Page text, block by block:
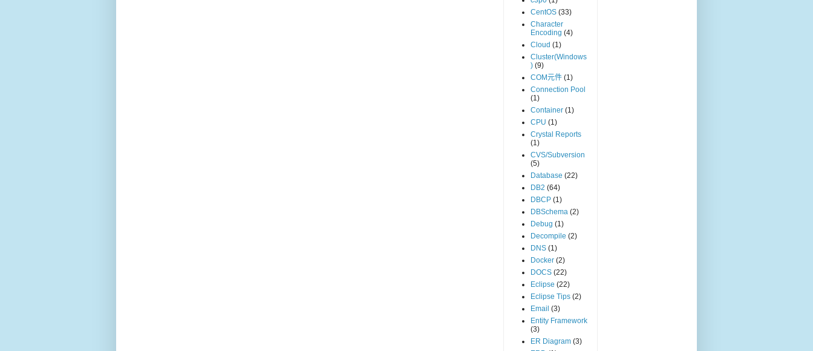
CentOS (33)
Character
Encoding (4)
Cloud (1)
Cluster(Windows
) (9)
COM元件 (1)
Connection Pool
(1)
Container (1)
CPU (1)
Crystal Reports
(1)
CVS/Subversion
(5)
Database (22)
DB2 (64)
DBCP (1)
DBSchema (2)
Debug (1)
Decompile (2)
DNS (1)
Docker (2)
DOCS (22)
Eclipse (22)
Eclipse Tips (2)
Email (3)
Entity Framework
(3)
ER Diagram (3)